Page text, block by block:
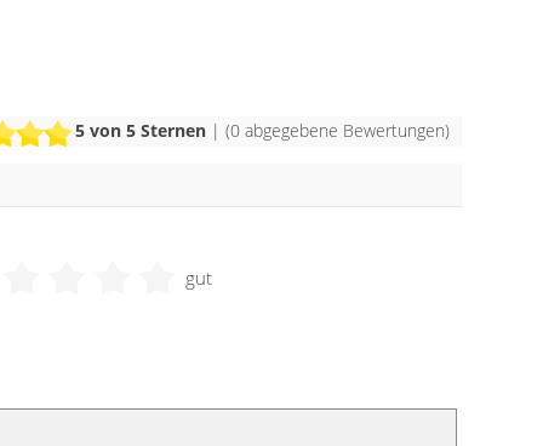
5von 5 Sternen | (0abgegebene Bewertungen)
gut